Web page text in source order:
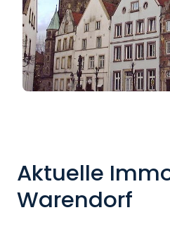
Aktuelle
Warendorf